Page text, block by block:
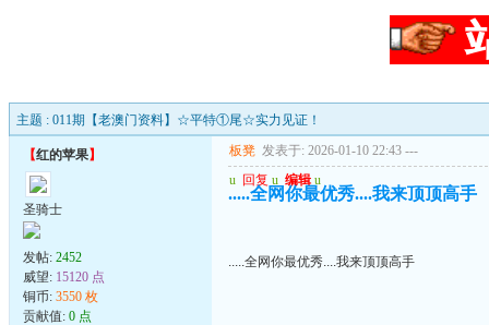
主题 : 011期【老澳门资料】☆平特①尾☆实力见证！
【红的苹果】
圣骑士
发帖: 2452
威望: 15120 点
铜币: 3550 枚
贡献值: 0 点
板凳 发表于: 2026-01-10 22:43 ---
u 回复 u 编辑 u
.....全网你最优秀....我来顶顶高手
.....全网你最优秀....我来顶顶高手